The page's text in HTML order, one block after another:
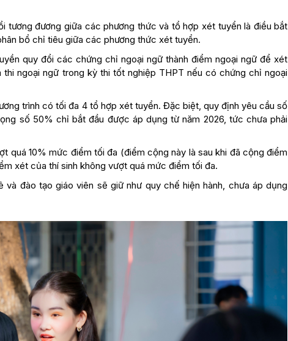
đương giữa các phương thức và tổ hợp xét tuyển là điều bắt
bổ chỉ tiêu giữa các phương thức xét tuyển.
quy đổi các chứng chỉ ngoại ngữ thành điểm ngoại ngữ để xét
ngoại ngữ trong kỳ thi tốt nghiệp THPT nếu có chứng chỉ ngoại
trình có tối đa 4 tổ hợp xét tuyển. Đặc biệt, quy định yêu cầu số
số 50% chỉ bắt đầu được áp dụng từ năm 2026, tức chưa phải
quá 10% mức điểm tối đa (điểm cộng này là sau khi đã cộng điểm
xét của thí sinh không vượt quá mức điểm tối đa.
đào tạo giáo viên sẽ giữ như quy chế hiện hành, chưa áp dụng